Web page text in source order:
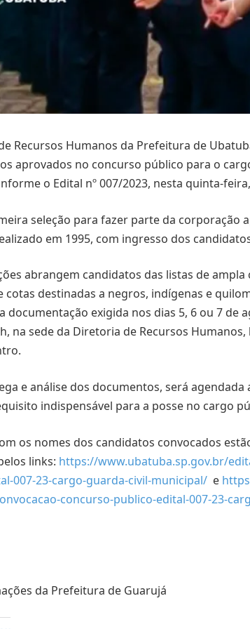
Recursos Humanos da Prefeitura de
aprovados no concurso público para o
o Edital nº 007/2023, nesta quinta-
seleção para fazer parte da
em 1995, com ingresso dos
abrangem candidatos das listas de
cotas destinadas a negros, indígenas e
documentação exigida nos dias 5, 6 ou 7 de
na sede da Diretoria de Recursos
e análise dos documentos, será agendada
indispensável para a posse no cargo
os nomes dos candidatos convocados
links: https://www.ubatuba.sp.gov.br/
007-23-cargo-guarda-civil-municipal/ e
concurso-publico-edital-007-23-
da Prefeitura de Guarujá